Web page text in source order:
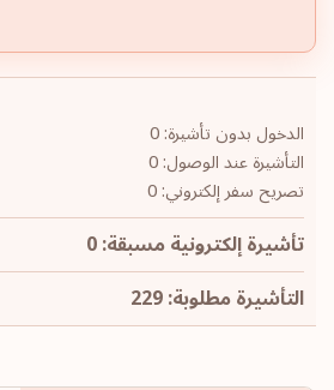
الدخول بدون تأشيرة: 0
التأشيرة عند الوصول: 0
تصريح سفر إلكتروني: 0
تأشيرة إلكترونية مسبقة: 0
التأشيرة مطلوبة: 229